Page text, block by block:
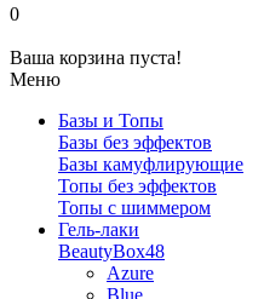
0
Ваша корзина пуста!
Меню
Базы и Топы
Базы без эффектов
Базы камуфлирующие
Топы без эффектов
Топы с шиммером
Гель-лаки
BeautyBox48
Azure
Blue